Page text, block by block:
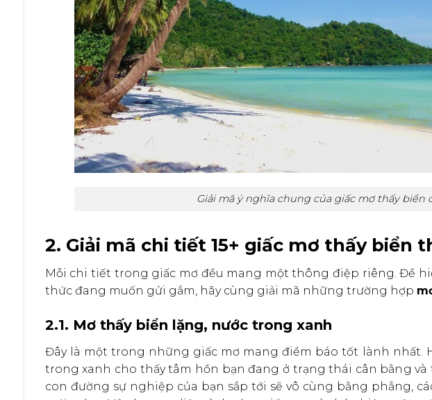
Giải mã ý nghĩa chung của giấc mơ thấy biển
2. Giải mã chi tiết 15+ giấc mơ thấy biển
Mỗi chi tiết trong giấc mơ đều mang một thông điệp riêng. Để
thức đang muốn gửi gắm, hãy cùng giải mã những trường hợp
2.1. Mơ thấy biển lặng, nước trong xanh
Đây là một trong những giấc mơ mang điềm báo tốt lành nhất.
trong xanh cho thấy tâm hồn bạn đang ở trạng thái cân bằng
con đường sự nghiệp của bạn sắp tới sẽ vô cùng bằng phẳng,